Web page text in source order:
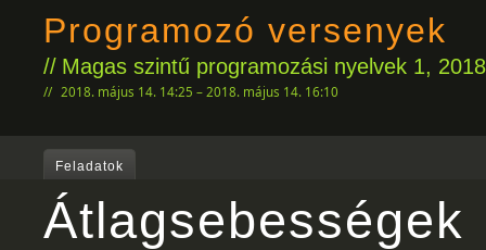
Programozó versenyek
Magas szintű programozási nyelvek 1,
2018. május 14. 14:25 – 2018. május 14. 16:10
Feladatok
Átlagsebességek